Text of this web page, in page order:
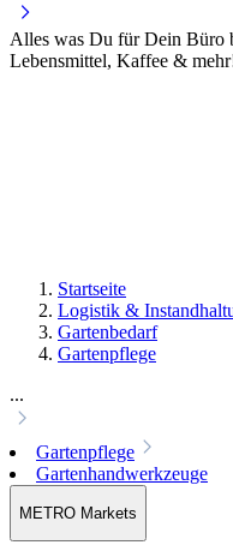
Alles was Du für Dein Büro
Lebensmittel, Kaffee &
Startseite
Logistik &
Gartenbedarf
Gartenpflege
...
Gartenpflege
Gartenhandwerkzeuge
METRO Markets